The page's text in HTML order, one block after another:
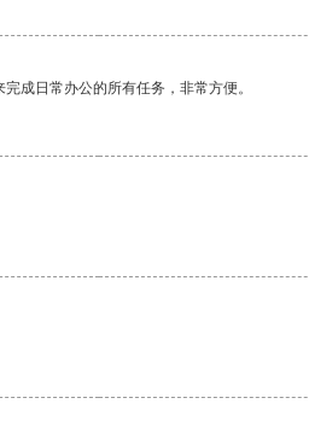
成日常办公的所有任务，非常方便。